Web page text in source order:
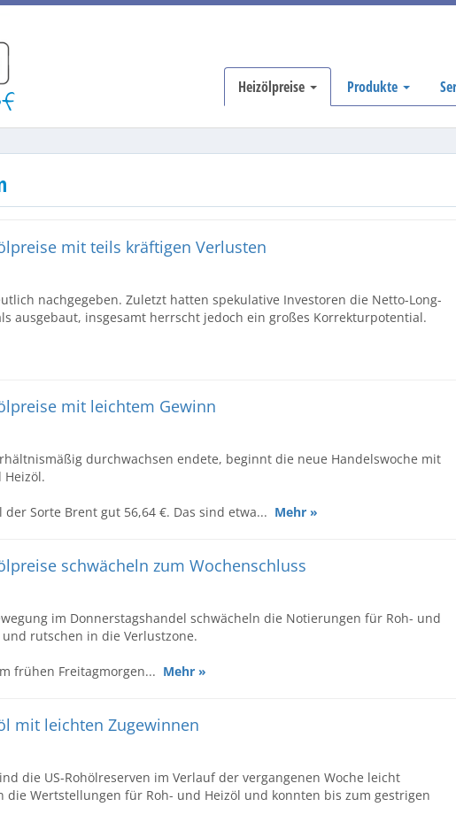
Heizölpreise Produkte
mit teils kräftigen Verlusten
nachgegeben. Zuletzt hatten spekulative Investoren die Netto-Long-
ausgebaut, insgesamt herrscht jedoch ein großes Korrekturpotential.
mit leichtem Gewinn
durchwachsen endete, beginnt die neue Handelswoche mit
Sorte Brent gut 56,64 €. Das sind etwa... Mehr »
schwächeln zum Wochenschluss
im Donnerstagshandel schwächeln die Notierungen für Roh- und
rutschen in die Verlustzone.
frühen Freitagmorgen... Mehr »
mit leichten Zugewinnen
die US-Rohölreserven im Verlauf der vergangenen Woche leicht
die Wertstellungen für Roh- und Heizöl und konnten bis zum gestrigen